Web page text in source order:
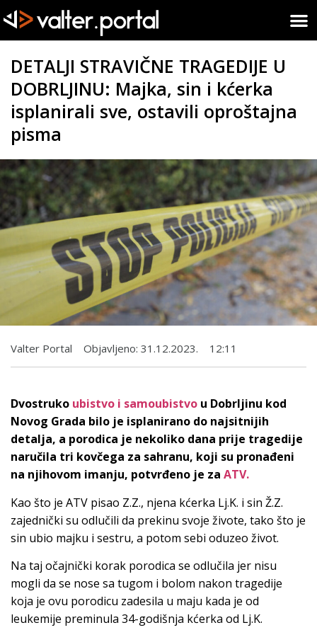
DETALJI STRAVIČNE TRAGEDIJE U
DOBRLJINU: Majka, sin i kćerka
isplanirali sve, ostavili oproštajna
pisma
Valter Portal Objavljeno: 31.12.2023. 12:11
Dvostruko ubistvo i samoubistvo u Dobrljinu kod
Novog Grada bilo je isplanirano do najsitnijih
detalja, a porodica je nekoliko dana prije tragedije
naručila tri kovčega za sahranu, koji su pronađeni
na njihovom imanju, potvrđeno je za ATV.
Kao što je ATV pisao Z.Z., njena kćerka Lj.K. i sin Ž.Z.
zajednički su odlučili da prekinu svoje živote, tako što je
sin ubio majku i sestru, a potom sebi oduzeo život.
Na taj očajnički korak porodica se odlučila jer nisu
mogli da se nose sa tugom i bolom nakon tragedije
koja je ovu porodicu zadesila u maju kada je od
leukemije preminula 34-godišnja kćerka od Lj.K.